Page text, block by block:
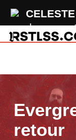
CELESTE
des
reflet
main
retour